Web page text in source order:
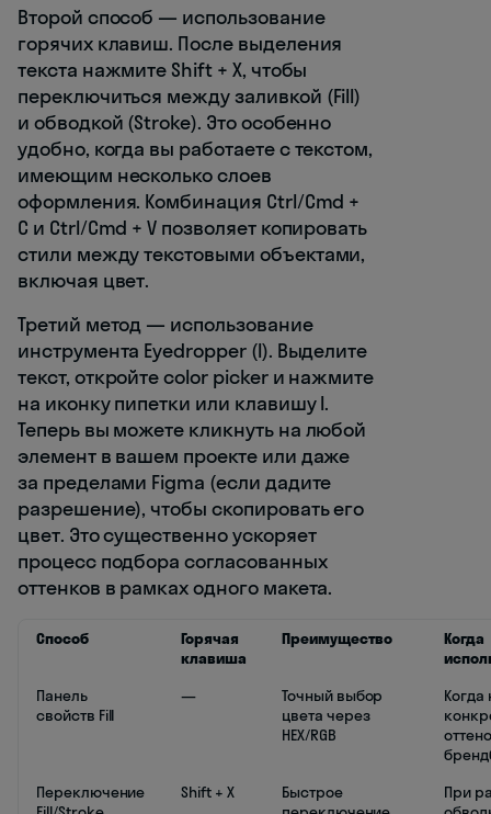
Второй способ — использование
горячих клавиш. После выделения
текста нажмите Shift + X, чтобы
переключиться между заливкой (Fill)
и обводкой (Stroke). Это особенно
удобно, когда вы работаете с текстом,
имеющим несколько слоев
оформления. Комбинация Ctrl/Cmd +
C и Ctrl/Cmd + V позволяет копировать
стили между текстовыми объектами,
включая цвет.
Третий метод — использование
инструмента Eyedropper (I). Выделите
текст, откройте color picker и нажмите
на иконку пипетки или клавишу I.
Теперь вы можете кликнуть на любой
элемент в вашем проекте или даже
за пределами Figma (если дадите
разрешение), чтобы скопировать его
цвет. Это существенно ускоряет
процесс подбора согласованных
оттенков в рамках одного макета.
Способ
Горячая
клавиша
Преимущество
Когда
Панель
свойств Fill
—
Точный выбор
цвета через
HEX/RGB
Когда
Переключение
Shift + X
Быстрое
При